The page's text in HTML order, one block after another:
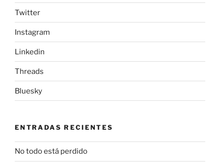
Twitter
Instagram
Linkedin
Threads
Bluesky
ENTRADAS RECIENTES
No todo está perdido